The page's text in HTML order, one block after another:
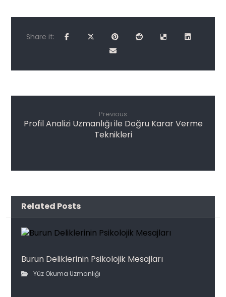
Previous
Profil Analizi Uzmanlığı ile Doğru Karar Verme
Teknikleri
Related Posts
Burun Deliklerinin Psikolojik Mesajları
Yüz Okuma Uzmanlığı